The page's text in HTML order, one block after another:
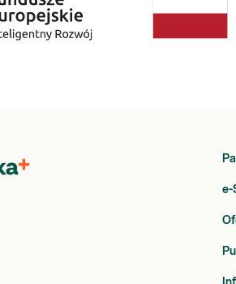
e-